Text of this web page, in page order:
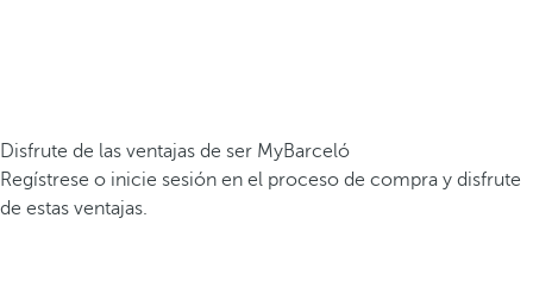
Disfrute de las ventajas de ser MyBarceló
Regístrese o inicie sesión en el proceso de compra y disfrute
de estas ventajas.